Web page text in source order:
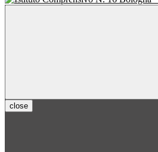
close